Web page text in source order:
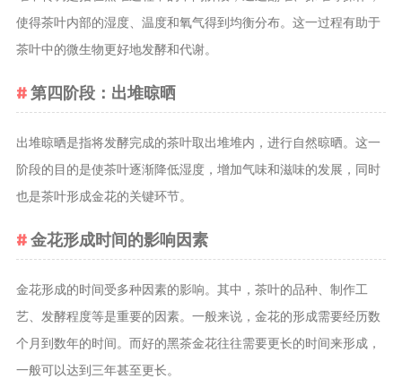
使得茶叶内部的湿度、温度和氧气得到均衡分布。这一过程有助于
茶叶中的微生物更好地发酵和代谢。
第四阶段：出堆晾晒
出堆晾晒是指将发酵完成的茶叶取出堆堆内，进行自然晾晒。这一
阶段的目的是使茶叶逐渐降低湿度，增加气味和滋味的发展，同时
也是茶叶形成金花的关键环节。
金花形成时间的影响因素
金花形成的时间受多种因素的影响。其中，茶叶的品种、制作工
艺、发酵程度等是重要的因素。一般来说，金花的形成需要经历数
个月到数年的时间。而好的黑茶金花往往需要更长的时间来形成，
一般可以达到三年甚至更长。
茶器
茶宠
茶叶行业动
态
健康养生
中药养生
养生药汤包
治疗脱发